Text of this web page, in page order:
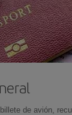
de avión,